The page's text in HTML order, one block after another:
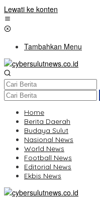
Lewati ke konten
Tambahkan Menu
Home
Berita Daerah
Budaya Sulut
Nasional News
World News
Football News
Editorial News
Ekbis News